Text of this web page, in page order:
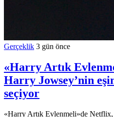
Gerçeklik 3 gün önce
«Harry Artık
Harry Jowsey’nin
seçiyor
«Harry Artık Evlenmeli»de Netflix,